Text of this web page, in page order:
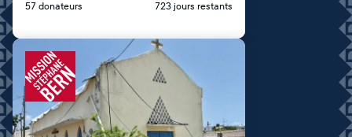
57 donateurs 723 jours restants